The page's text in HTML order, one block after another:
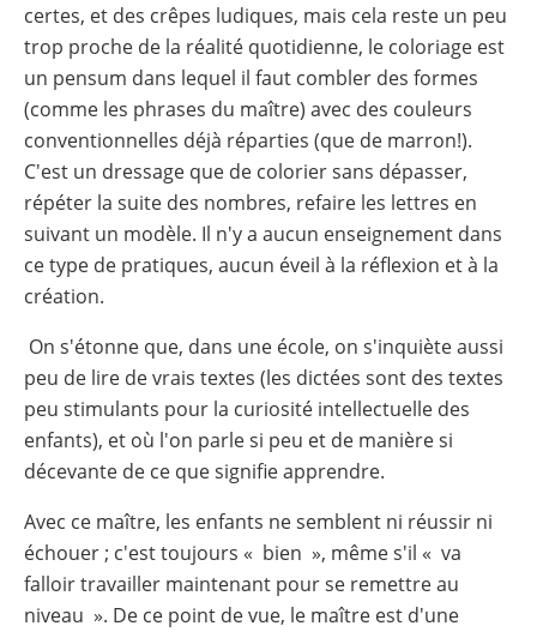
certes, et des crêpes ludiques, mais cela reste un peu
trop proche de la réalité quotidienne, le coloriage est
un pensum dans lequel il faut combler des formes
(comme les phrases du maître) avec des couleurs
conventionnelles déjà réparties (que de marron!).
C'est un dressage que de colorier sans dépasser,
répéter la suite des nombres, refaire les lettres en
suivant un modèle. Il n'y a aucun enseignement dans
ce type de pratiques, aucun éveil à la réflexion et à la
création.
On s'étonne que, dans une école, on s'inquiète aussi
peu de lire de vrais textes (les dictées sont des textes
peu stimulants pour la curiosité intellectuelle des
enfants), et où l'on parle si peu et de manière si
décevante de ce que signifie apprendre.
Avec ce maître, les enfants ne semblent ni réussir ni
échouer ; c'est toujours « bien », même s'il « va
falloir travailler maintenant pour se remettre au
niveau ». De ce point de vue, le maître est d'une